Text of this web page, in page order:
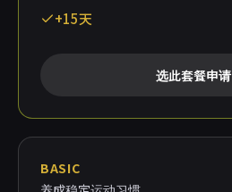
+15天
选此套餐申请
BASIC